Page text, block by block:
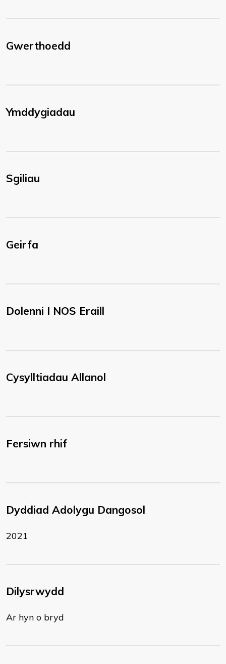
Gwerthoedd
Ymddygiadau
Sgiliau
Geirfa
Dolenni I NOS Eraill
Cysylltiadau Allanol
Fersiwn rhif
Dyddiad Adolygu Dangosol
2021
Dilysrwydd
Ar hyn o bryd